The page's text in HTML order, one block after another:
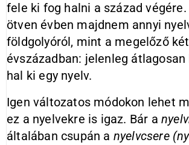
fele ki fog halni a század
ötven évben majdnem annyi
földgolyóról, mint a megelőző két
évszázadban: jelenleg
hal ki egy nyelv.
Igen változatos módokon lehet
ez a nyelvekre is igaz. Bár a
általában csupán a nyelvcsere